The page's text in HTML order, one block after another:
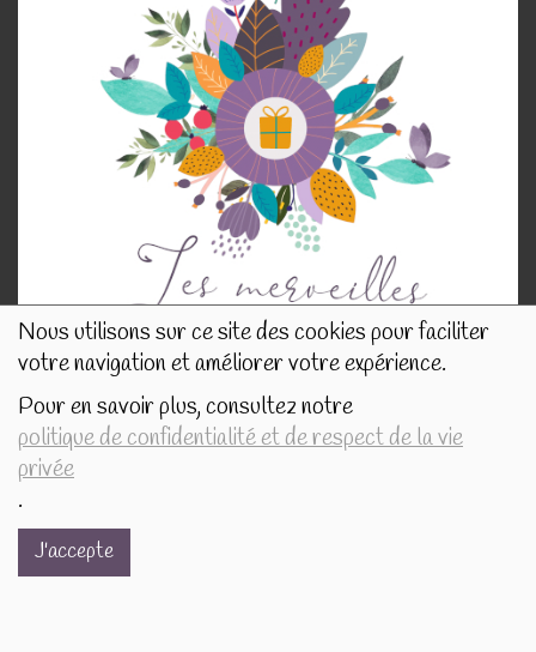
Nous utilisons sur ce site des cookies pour faciliter
votre navigation et améliorer votre expérience.
Pour en savoir plus, consultez notre
politique de confidentialité et de respect de la vie
privée
.
J'accepte
Rue de Tournai 32B